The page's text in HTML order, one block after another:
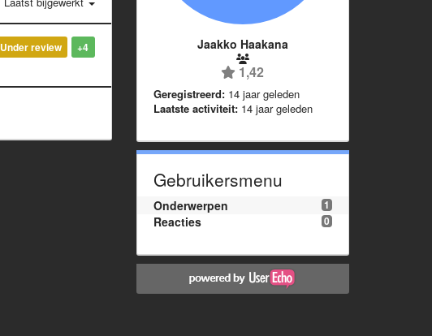
+4
Under review Jaakko Haakana
1,42
Geregistreerd: 14 jaar geleden
Laatste activiteit: 14 jaar geleden
Gebruikersmenu
1
Onderwerpen
0
Reacties